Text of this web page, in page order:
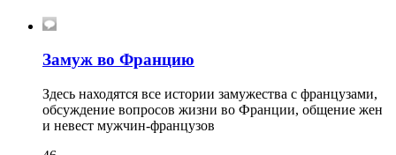
Замуж во Францию
Здесь находятся все истории замужества с французами,
обсуждение вопросов жизни во Франции, общение жен
и невест мужчин-французов